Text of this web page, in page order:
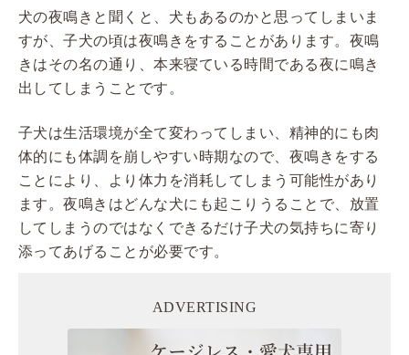
犬の夜鳴きと聞くと、犬もあるのかと思ってしまいま
すが、子犬の頃は夜鳴きをすることがあります。夜鳴
きはその名の通り、本来寝ている時間である夜に鳴き
出してしまうことです。
子犬は生活環境が全て変わってしまい、精神的にも肉
体的にも体調を崩しやすい時期なので、夜鳴きをする
ことにより、より体力を消耗してしまう可能性があり
ます。夜鳴きはどんな犬にも起こりうることで、放置
してしまうのではなくできるだけ子犬の気持ちに寄り
添ってあげることが必要です。
ADVERTISING